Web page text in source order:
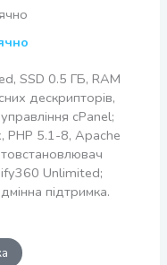
SSD 0.5 ГБ, RAM
дескрипторів,
cPanel;
PHP 5.1-8, Apache
Unlimited;
підтримка.